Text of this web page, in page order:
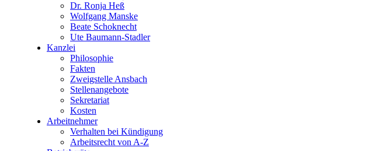
Dr. Ronja Heß
Wolfgang Manske
Beate Schoknecht
Ute Baumann-Stadler
Kanzlei
Philosophie
Fakten
Zweigstelle Ansbach
Stellenangebote
Sekretariat
Kosten
Arbeitnehmer
Verhalten bei Kündigung
Arbeitsrecht von A-Z